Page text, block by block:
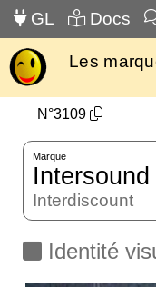
GL Docs
Les
N°3109
Marque
Intersound
Interdiscount
Identité